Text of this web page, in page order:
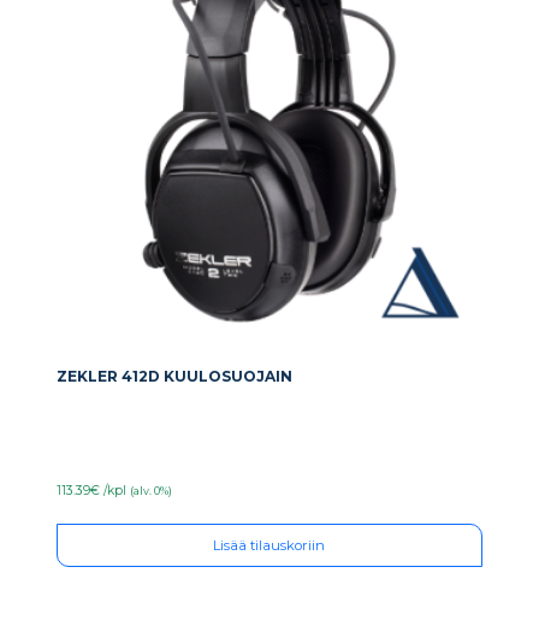
ZEKLER 412D KUULOSUOJAIN
113.39€ /kpl (alv. 0%)
Lisää tilauskoriin